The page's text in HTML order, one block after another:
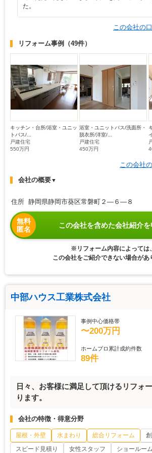
た。
この会社の
リフォーム事例 （49件）
キッチン・台所/浴室・ユニッ
トバス/...
戸建住宅
550万円
浴室・ユニットバス/洗面所・
脱衣所/洋室/...
戸建住宅
450万円
この会社
会社の概要▼
住所 静岡県静岡市葵区常磐町２―６―８
無料
匿名
この会社を含めた会社紹介
※リフォーム内容によっては、
この会社をご紹介できない場合があ
中部ハウス工業株式会社
事例中心価格帯
〜200万円
ホームプロ累計成約件数
89件
日々、お客様に満足して頂けるリフォ
ります。
会社の特徴・得意分野
屋根・外壁 水まわり 総合リフォーム
スピード見積り
女性スタッフ ショールーム